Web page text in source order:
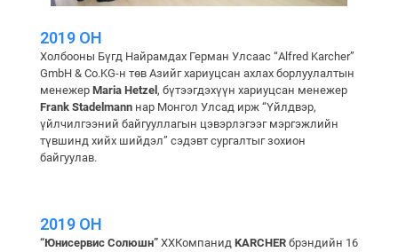
2019 ОН
Холбооны Бүгд Найрамдах Герман Улсаас “Alfred Karcher”
GmbH & Co.KG-н төв Азийг хариуцсан ахлах борлуулалтын
менежер Maria Hetzel , бүтээгдэхүүн хариуцсан менежер
Frank Stadelmannнар Монгол Улсад ирж “Үйлдвэр,
үйлчилгээний байгууллагын цэвэрлэгээг мэргэжлийн
түвшинд хийх шийдэл” сэдэвт сургалтыг зохион
байгуулав.
2019 ОН
“Юнисервис Солюшн”ХХКомпанид KARCHERбрэндийн 16